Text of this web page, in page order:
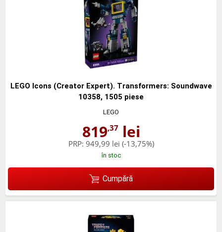
LEGO Icons (Creator Expert). Transformers: Soundwave
10358, 1505 piese
LEGO
819,37lei
PRP: 949,99 lei (-13,75%)
în stoc
Cumpără